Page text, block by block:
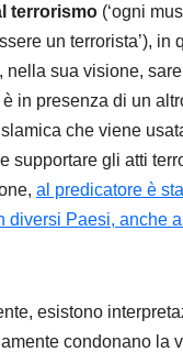
terrorismo (‘ogni
un terrorista’), in
nella sua visione,
è in presenza di un
che viene
supportare gli atti
al predicatore è
diversi Paesi, anche
esistono
condonano la